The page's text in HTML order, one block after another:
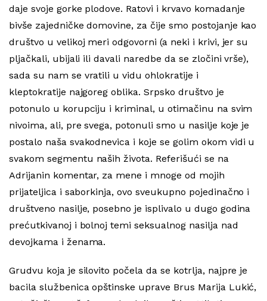
daje svoje gorke plodove. Ratovi i krvavo komadanje
bivše zajedničke domovine, za čije smo postojanje kao
društvo u velikoj meri odgovorni (a neki i krivi, jer su
pljačkali, ubijali ili davali naredbe da se zločini vrše),
sada su nam se vratili u vidu ohlokratije i
kleptokratije najgoreg oblika. Srpsko društvo je
potonulo u korupciju i kriminal, u otimačinu na svim
nivoima, ali, pre svega, potonuli smo u nasilje koje je
postalo naša svakodnevica i koje se golim okom vidi u
svakom segmentu naših života. Referišući se na
Adrijanin komentar, za mene i mnoge od mojih
prijateljica i saborkinja, ovo sveukupno pojedinačno i
društveno nasilje, posebno je isplivalo u dugo godina
prećutkivanoj i bolnoj temi seksualnog nasilja nad
devojkama i ženama.
Grudvu koja je silovito počela da se kotrlja, najpre je
bacila službenica opštinske uprave Brus Marija Lukić,